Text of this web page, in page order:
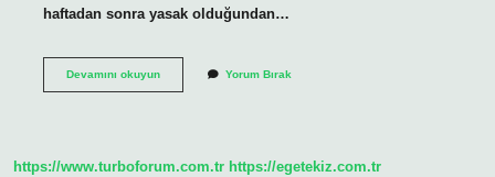
haftadan sonra yasak olduğundan…
Devamını okuyunDevlette
Yorum Bırak
https://www.turboforum.com.tr https://egetekiz.com.tr